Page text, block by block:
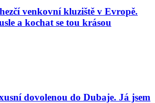
venkovní kluziště v Evropě.
a kochat se tou krásou
dovolenou do Dubaje. Já jsem